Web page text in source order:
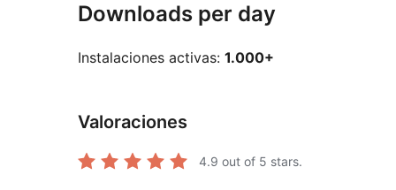
Downloads per day
Instalaciones activas: 1.000+
Valoraciones
4.9 out of 5 stars.